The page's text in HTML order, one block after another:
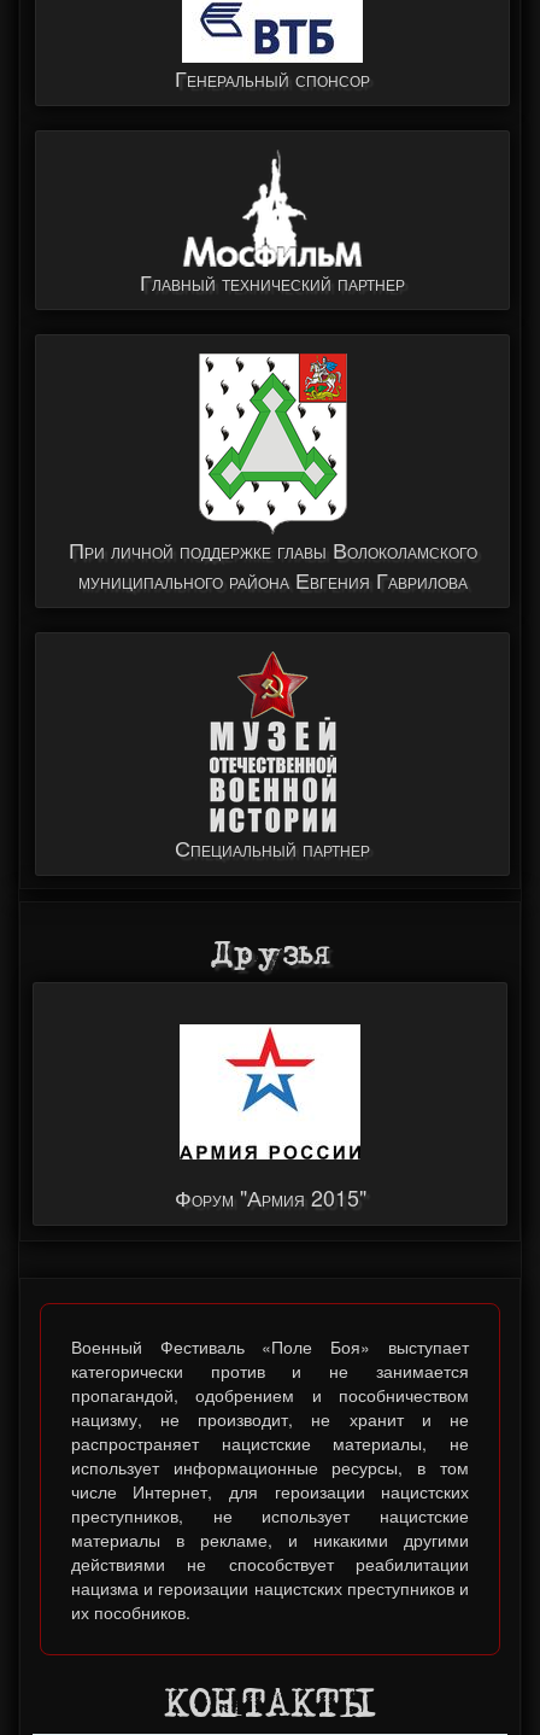
Генеральный спонсор
Главный технический партнер
При личной поддержке главы Волоколамского
муниципального района Евгения Гаврилова
Специальный партнер
Друзья
Форум "Армия 2015"
Военный Фестиваль «Поле Боя» выступает
категорически против и не занимается
пропагандой, одобрением и пособничеством
нацизму, не производит, не хранит и не
распространяет нацистские материалы, не
использует информационные ресурсы, в том
числе Интернет, для героизации нацистских
преступников, не использует нацистские
материалы в рекламе, и никакими другими
действиями не способствует реабилитации
нацизма и героизации нацистских преступников и
их пособников.
КОНТАКТЫ